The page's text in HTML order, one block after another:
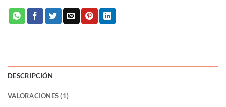
DESCRIPCIÓN
VALORACIONES (1)